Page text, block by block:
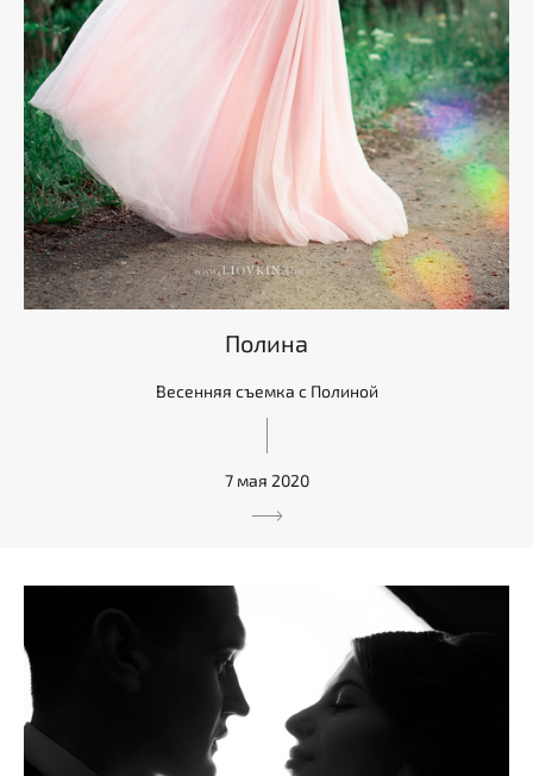
Полина
Весенняя съемка с Полиной
7 мая 2020